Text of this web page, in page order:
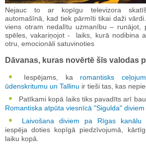
Nejauc to ar kopīgu televizora
automašīnā, kad tiek pārmīti tikai daži
viens otram nedalītu uzmanību – runājot,
spēles, vakariņojot - laiks, kurā nodibina
otru, emocionāli satuvinoties
Dāvanas, kuras novērtē šīs valodas
Iespējams, ka romantisks
ūdenskritumu un Tallinu ir tieši tas, kas
Patīkami kopā laiks tiks pavadīts arī
Romantiska atpūta viesnīcā "Sigulda" diviem
Laivošana diviem pa Rīgas kanālu
iespēja doties kopīgā piedzīvojumā,
laiku kopā.